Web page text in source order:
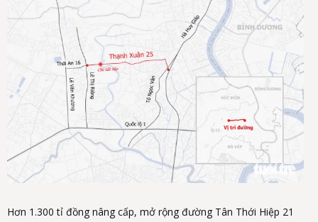
Hơn 1.300 tỉ đồng nâng cấp, mở rộng đường Tân Thới Hiệp 21